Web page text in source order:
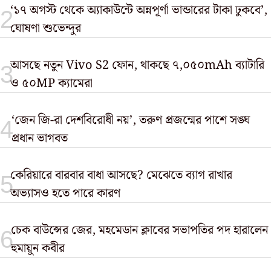
‘১৭ অগস্ট থেকে অ্যাকাউন্টে অন্নপূর্ণা ভান্ডারের টাকা ঢুকবে’,
ঘোষণা শুভেন্দুর
আসছে নতুন Vivo S2 ফোন, থাকছে ৭,০৫০mAh ব্যাটারি
ও ৫০MP ক্যামেরা
‘জেন জি-রা দেশবিরোধী নয়’, তরুণ প্রজন্মের পাশে সঙ্ঘ
প্রধান ভাগবত
কেরিয়ারে বারবার বাধা আসছে? মেঝেতে ব্যাগ রাখার
অভ্যাসও হতে পারে কারণ
চেক বাউন্সের জের, মহমেডান ক্লাবের সভাপতির পদ হারালেন
হুমায়ুন কবীর